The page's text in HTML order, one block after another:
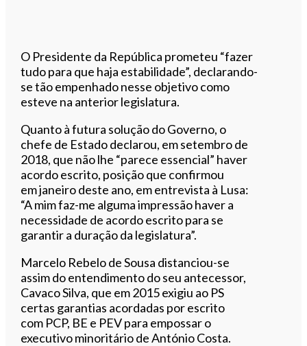
O Presidente da República prometeu “fazer
tudo para que haja estabilidade”, declarando-
se tão empenhado nesse objetivocomo
esteve na anterior legislatura.
Quanto à futura solução do Governo, o
chefe de Estado declarou, emsetembrode
2018, que não lhe “parece essencial” haver
acordo escrito, posição que confirmou
emjaneirodeste ano, em entrevista à Lusa:
“A mim faz-me alguma impressão haver a
necessidade de acordo escrito para se
garantir a duração da legislatura”.
Marcelo Rebelo de Sousa distanciou-se
assim do entendimento do seu antecessor,
Cavaco Silva, que em 2015 exigiu ao PS
certas garantias acordadas por escrito
com PCP, BE e PEVpara empossar o
executivo minoritário de António Costa.